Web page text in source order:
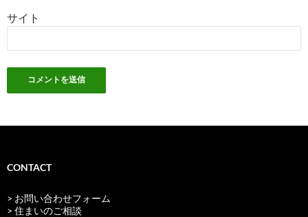
サイト
CONTACT
> お問い合わせフォーム
> 住まいのご相談